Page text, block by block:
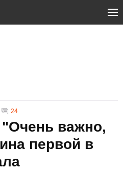
24
важно,
первой в